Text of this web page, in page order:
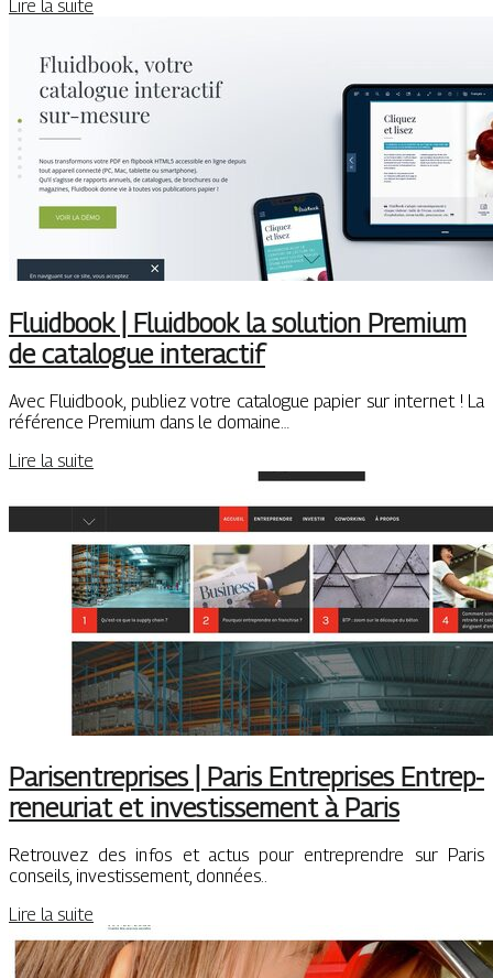
Lire la suite
Fluidbook | Fluidbook la solution Premium
de catalogue interactif
Avec Fluidbook, publiez votre catalogue papier sur internet ! La
référence Premium dans le domaine…
Lire la suite
Parisentreprises | Paris Entreprises Entrep­
reneu­riat et in­vestis­se­ment à Paris
Retrouvez des infos et actus pour entreprendre sur Paris
conseils, investissement, données..
Lire la suite